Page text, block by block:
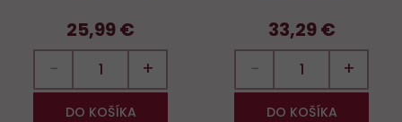
25,99 €
− +
DO KOŠÍKA
33,29 €
− +
DO KOŠÍKA